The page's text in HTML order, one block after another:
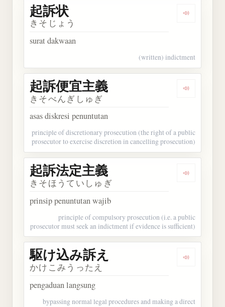
Dengarkan
起訴状
きそじょう
surat dakwaan
(written) indictment
Dengarkan
起訴便宜主義
きそべんぎしゅぎ
asas diskresi penuntutan
principle of discretionary prosecution (the right of a public
prosecutor to exercise discretion in cancelling prosecution)
Dengarkan
起訴法定主義
きそほうていしゅぎ
prinsip penuntutan wajib
principle of compulsory prosecution (i.e. a public
prosecutor must seek an indictment if evidence is sufficient)
Dengarkan
駆け込み訴え
かけこみうったえ
pengaduan langsung
bypassing normal legal procedures and making a direct